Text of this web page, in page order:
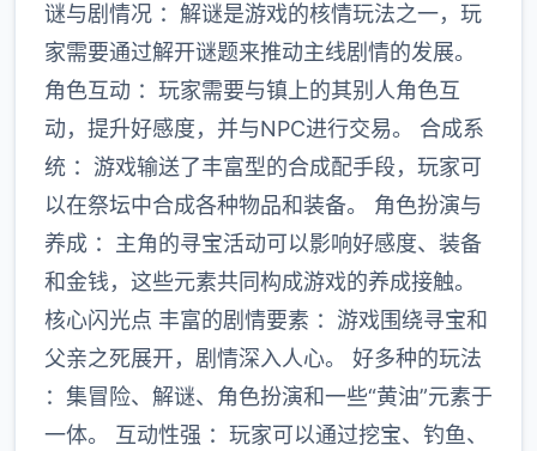
谜与剧情况 ：解谜是游戏的核情玩法之一，玩
家需要通过解开谜题来推动主线剧情的发展。
角色互动 ：玩家需要与镇上的其别人角色互
动，提升好感度，并与NPC进行交易。 合成系
统 ：游戏输送了丰富型的合成配手段，玩家可
以在祭坛中合成各种物品和装备。 角色扮演与
养成 ：主角的寻宝活动可以影响好感度、装备
和金钱，这些元素共同构成游戏的养成接触。
核心闪光点 丰富的剧情要素 ：游戏围绕寻宝和
父亲之死展开，剧情深入人心。 好多种的玩法
：集冒险、解谜、角色扮演和一些“黄油”元素于
一体。 互动性强 ：玩家可以通过挖宝、钓鱼、